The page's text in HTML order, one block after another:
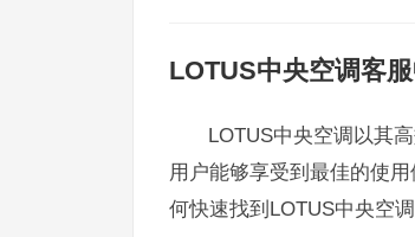
LOTUS中央空调客
LOTUS中央空调以其
用户能够享受到最佳的使
何快速找到LOTUS中央空